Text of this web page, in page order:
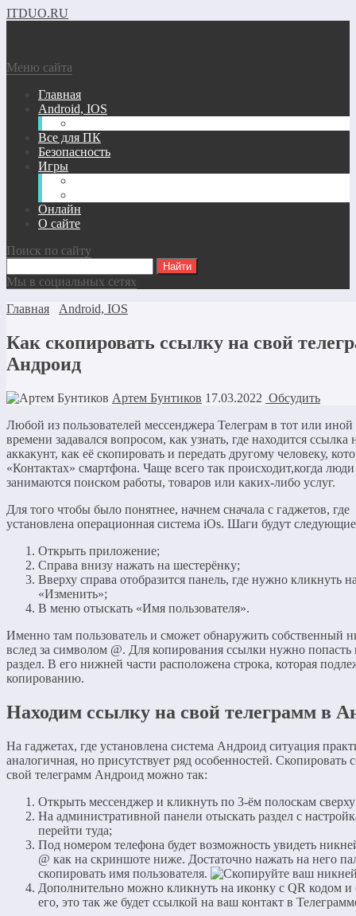
ITDUO.RU
Меню сайта
Главная
Android, IOS
Все для ПК
Безопасность
Игры
Онлайн
О сайте
Поиск по сайту
Мы в социальных сетях
Главная
Android, IOS
Как скопировать ссылку на свой
Андроид
Артем Бунтиков 17.03.2022 Обсудить
Любой из пользователей мессенджера Телеграм в тот или
времени задавался вопросом, как узнать, где находится ссылка
аккакунт, как её скопировать и передать другому человеку,
«Контактах» смартфона. Чаще всего так происходит,когда люди
занимаются поиском работы, товаров или каких-либо услуг.
Для того чтобы было понятнее, начнем сначала с гаджетов, где
установлена операционная система iOs. Шаги будут
Открыть приложение;
Справа внизу нажать на шестерёнку;
Вверху справа отобразится панель, где нужно кликнуть
«Изменить»;
В меню отыскать «Имя пользователя».
Именно там пользователь и сможет обнаружить собственный
вслед за символом @. Для копирования ссылки нужно попасть
раздел. В его нижней части расположена строка, которая
копированию.
Находим ссылку на свой телеграмм в
На гаджетах, где установлена система Андроид ситуация
аналогичная, но присутствует ряд особенностей. Скопировать
свой телеграмм Андроид можно так:
Открыть мессенджер и кликнуть по 3-ём полоскам сверху
На административной панели отыскать раздел с
перейти туда;
Под номером телефона будет возможность увидеть
@ как на скриншоте ниже. Достаточно нажать на него
скопировать имя пользователя.
Дополнительно можно кликнуть на иконку с QR кодом и
его, это так же будет ссылкой на ваш контакт в